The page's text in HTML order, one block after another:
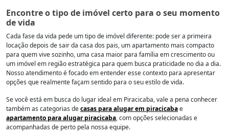
Encontre o tipo de imóvel certo para o seu momento
de vida
Cada fase da vida pede um tipo de imóvel diferente: pode ser a primeira
locação depois de sair da casa dos pais, um apartamento mais compacto
para quem vive sozinho, uma casa maior para família em crescimento ou
um imóvel em região estratégica para quem busca praticidade no dia a dia.
Nosso atendimento é focado em entender esse contexto para apresentar
opções que realmente façam sentido para o seu estilo de vida.
Se você está em busca do lugar ideal em Piracicaba, vale a pena conhecer
também as categorias decasas para alugar em piracicabae
apartamento para alugar piracicaba, com opções selecionadas e
acompanhadas de perto pela nossa equipe.